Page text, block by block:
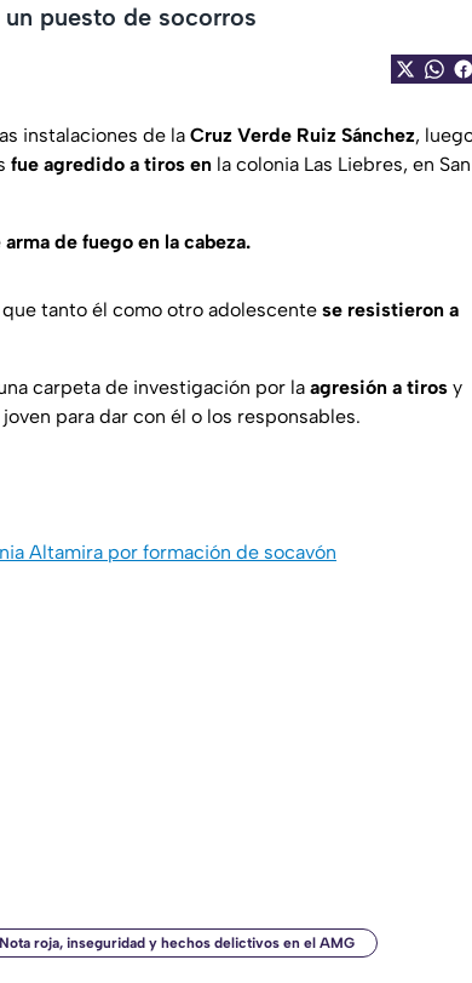
puesto de socorros
instalaciones de la Cruz Verde Ruiz Sánchez,
fue agredido a tiros en la colonia Las Liebres, en San
arma de fuego en la cabeza.
tanto él como otro adolescente se resistieron a
carpeta de investigación por la agresión a tiros y
para dar con él o los responsables.
Altamira por formación de socavón
roja, inseguridad y hechos delictivos en el AMG